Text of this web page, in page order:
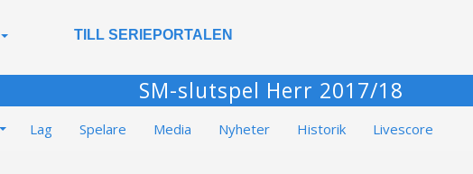
TILL SERIEPORTALEN
SM-slutspel Herr 2017/18
Lag Spelare Media Nyheter Historik Livescore